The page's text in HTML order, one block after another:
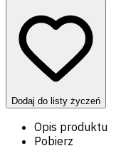
Dodaj do listy życzeń
Opis produktu
Pobierz